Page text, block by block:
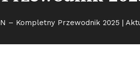
– Kompletny Przewodnik 2025 |